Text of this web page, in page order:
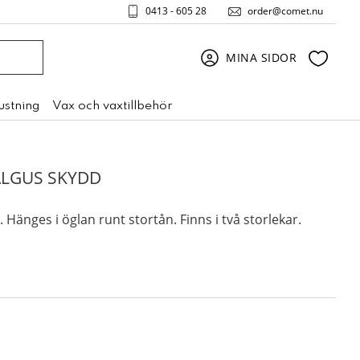
0413 - 605 28 order@comet.nu
MINA SIDOR
Vax och vaxtillbehör
SKYDD
Hänges i öglan runt stortån. Finns i två storlekar.